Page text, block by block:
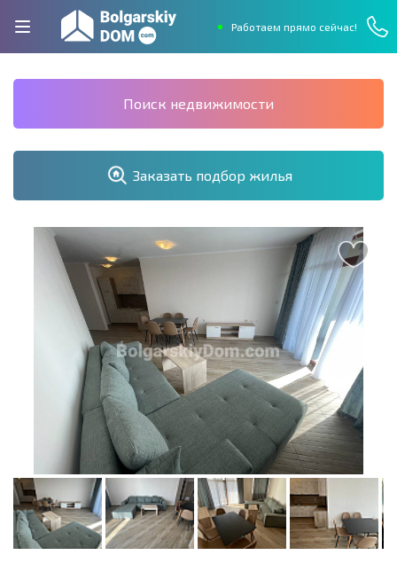
Работаем прямо сейчас!
Поиск недвижимости
Заказать подбор жилья